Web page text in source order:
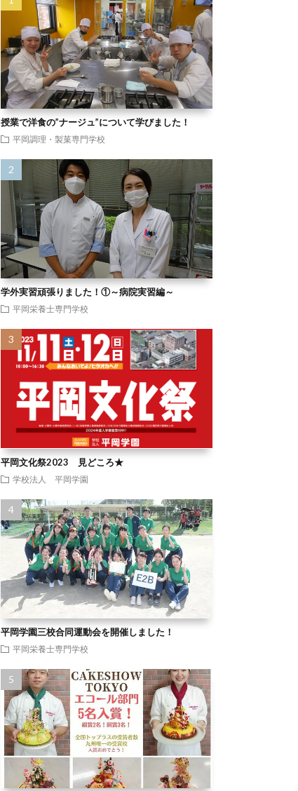
授業で洋食の”ナージュ”について学びました！
平岡調理・製菓専門学校
学外実習頑張りました！①～病院実習編～
平岡栄養士専門学校
平岡文化祭2023 見どころ★
学校法人 平岡学園
平岡学園三校合同運動会を開催しました！
平岡栄養士専門学校